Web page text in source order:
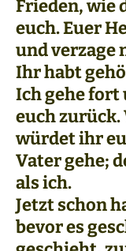
Frieden, wie
euch. Euer
und verzage
Ihr habt
Ich gehe fort
euch
würdet ihr
Vater gehe;
als ich.
Jetzt schon
bevor es